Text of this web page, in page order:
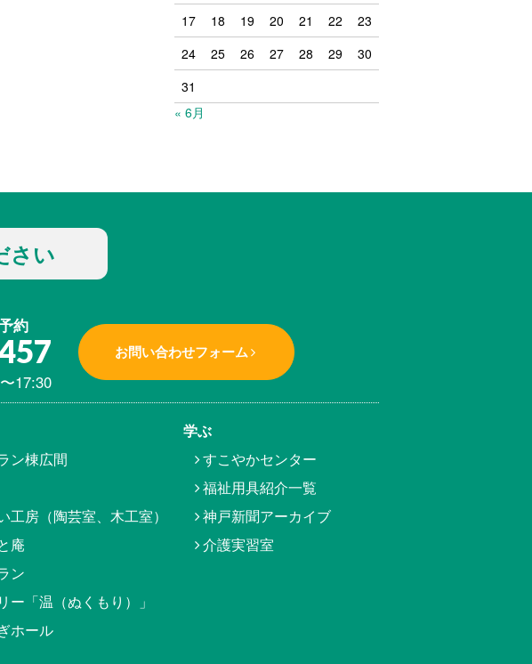
17
18 19 20 21 22
23
24
25 26 27 28 29
30
31
« 6月
さい
約
17:30
お問い合わせフォーム
ン棟広間
工房（陶芸室、木工室）
庵
ン
ー「温（ぬくもり）」
ホール
学ぶ
すこやかセンター
福祉用具紹介一覧
神戸新聞アーカイブ
介護実習室